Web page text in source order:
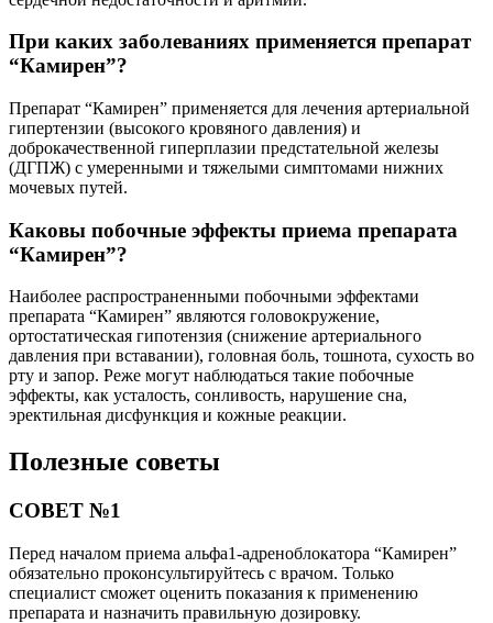
При каких заболеваниях применяется препарат
“Камирен”?
Препарат “Камирен” применяется для лечения артериальной
гипертензии (высокого кровяного давления) и
доброкачественной гиперплазии предстательной железы
(ДГПЖ) с умеренными и тяжелыми симптомами нижних
мочевых путей.
Каковы побочные эффекты приема препарата
“Камирен”?
Наиболее распространенными побочными эффектами
препарата “Камирен” являются головокружение,
ортостатическая гипотензия (снижение артериального
давления при вставании), головная боль, тошнота, сухость во
рту и запор. Реже могут наблюдаться такие побочные
эффекты, как усталость, сонливость, нарушение сна,
эректильная дисфункция и кожные реакции.
Полезные советы
СОВЕТ №1
Перед началом приема альфа1-адреноблокатора “Камирен”
обязательно проконсультируйтесь с врачом. Только
специалист сможет оценить показания к применению
препарата и назначить правильную дозировку.